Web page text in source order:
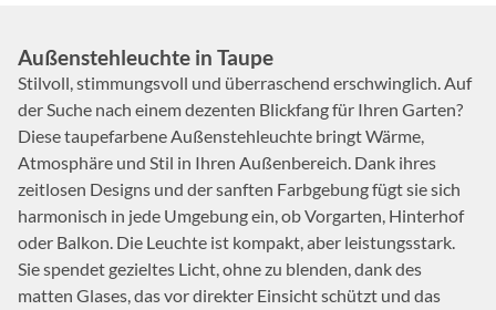
Außenstehleuchte in Taupe
Stilvoll, stimmungsvoll und überraschend erschwinglich. Auf
der Suche nach einem dezenten Blickfang für Ihren Garten?
Diese taupefarbene Außenstehleuchte bringt Wärme,
Atmosphäre und Stil in Ihren Außenbereich. Dank ihres
zeitlosen Designs und der sanften Farbgebung fügt sie sich
harmonisch in jede Umgebung ein, ob Vorgarten, Hinterhof
oder Balkon. Die Leuchte ist kompakt, aber leistungsstark.
Sie spendet gezieltes Licht, ohne zu blenden, dank des
matten Glases, das vor direkter Einsicht schützt und das